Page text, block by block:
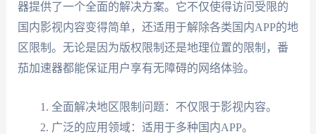
器提供了一个全面的解决方案。它不仅使得访问受限的
国内影视内容变得简单，还适用于解除各类国内APP的地
区限制。无论是因为版权限制还是地理位置的限制，番
茄加速器都能保证用户享有无障碍的网络体验。
全面解决地区限制问题：不仅限于影视内容。
广泛的应用领域：适用于多种国内APP。